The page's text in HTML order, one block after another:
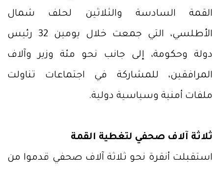
القمة السادسة والثلاثين لحلف شمال
الأطلسي، التي جمعت خلال يومين 32 رئيس
دولة وحكومة، إلى جانب نحو مئة وزير وآلاف
المرافقين، للمشاركة في اجتماعات تناولت
ملفات أمنية وسياسية دولية.
ثلاثة آلاف صحفي لتغطية القمة
استقبلت أنقرة نحو ثلاثة آلاف صحفي قدموا من